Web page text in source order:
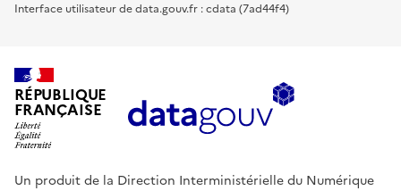
Interface utilisateur de data.gouv.fr : cdata (7ad44f4)
RÉPUBLIQUE
FRANÇAISE
Un produit de la Direction Interministérielle du Numérique